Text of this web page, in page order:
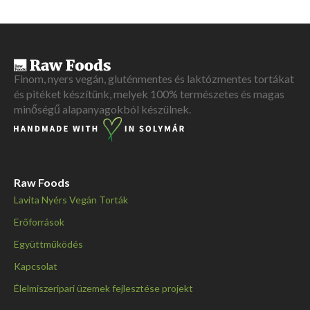
Finom, nyers vegán, gluténmentes és laktózmentes tortákat
és pitéket készítünk, melyek 100% természetes és magas
minőségű alapanyagokból készülnek.
Raw Foods
Lavita Nyérs Vegán Torták
Erőforrások
Együttműködés
Kapcsolat
Élelmiszeripari üzemek fejlesztése projekt